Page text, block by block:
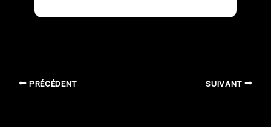
PRÉCÉDENT SUIVANT